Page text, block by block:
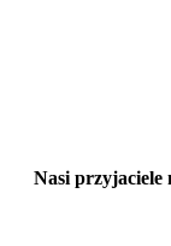
Nasi przyjaciele